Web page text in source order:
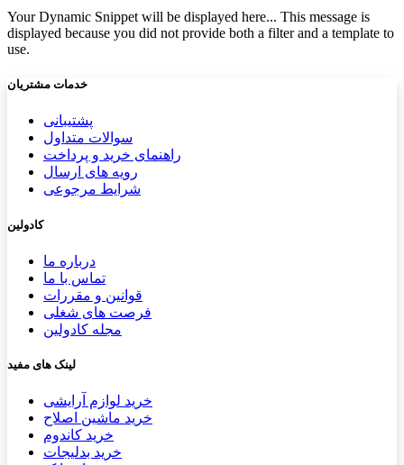
Your Dynamic Snippet will be displayed here... This message is
displayed because you did not provide both a filter and a template to
use.
خدمات مشتریان
پشتیب​​انی
سوالات متداول
راهنمای خرید و پرداخت
رویه های ارسال
شرایط مرجوعی
کادولین
درباره ما
تماس با ما
قوانین و مقررات
فرصت های شغلی
مجله کادولین
لینک های مفید
خرید لوازم آرایشی
خرید ماشین اصلاح
خرید کاندوم
خرید بدلیجات